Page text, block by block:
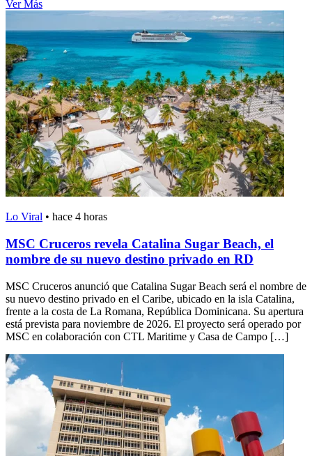
Ver Más
Lo Viral • hace 4 horas
MSC Cruceros revela Catalina Sugar Beach, el
nombre de su nuevo destino privado en RD
MSC Cruceros anunció que Catalina Sugar Beach será el nombre de
su nuevo destino privado en el Caribe, ubicado en la isla Catalina,
frente a la costa de La Romana, República Dominicana. Su apertura
está prevista para noviembre de 2026. El proyecto será operado por
MSC en colaboración con CTL Maritime y Casa de Campo […]